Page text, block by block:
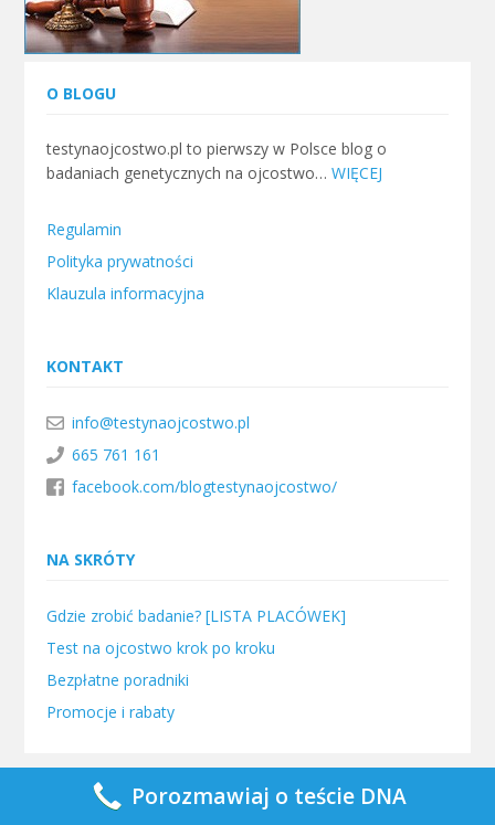
O BLOGU
testynaojcostwo.pl to pierwszy w Polsce blog o
badaniach genetycznych na ojcostwo…WIĘCEJ
Regulamin
Polityka prywatności
Klauzula informacyjna
KONTAKT
info@testynaojcostwo.pl
665 761 161
facebook.com/blogtestynaojcostwo/
NA SKRÓTY
Gdzie zrobić badanie? [LISTA PLACÓWEK]
Test na ojcostwo krok po kroku
Bezpłatne poradniki
Promocje i rabaty
Porozmawiaj o teście DNA